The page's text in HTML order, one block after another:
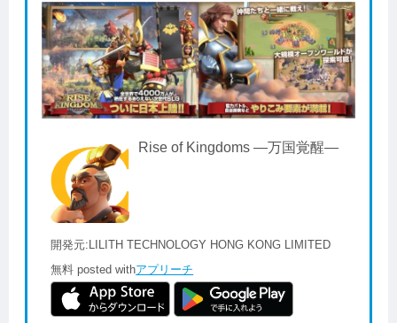
Rise of Kingdoms ―万国覚醒―
開発元:LILITH TECHNOLOGY HONG KONG LIMITED
無料 posted withアプリーチ